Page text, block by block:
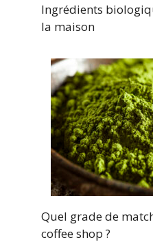
Ingrédients
la maison
Quel grade de
coffee shop ?